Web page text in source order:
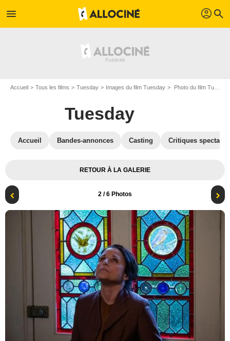
menu profil search
Accueil Tous les films Tuesday Images du film Tuesday Photo du film Tuesday - Photo 2
Tuesday
Accueil Bandes-annonces Casting Critiques
RETOUR À LA GALERIE
2 / 6 Photos